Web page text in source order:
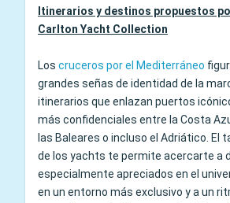
Itinerarios y destinos propuestos
Carlton Yacht Collection
Los cruceros por el Mediterráneo
grandes señas de identidad de la
itinerarios que enlazan puertos
más confidenciales entre la Costa
las Baleares o incluso el Adriático. El
de los yachts te permite acercarte a
especialmente apreciados en el
en un entorno más exclusivo y a un